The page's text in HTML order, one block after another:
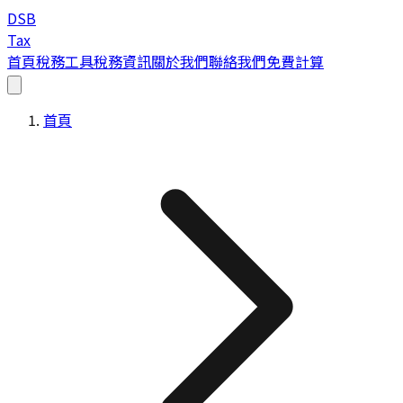
DSB
Tax
首頁稅務工具稅務資訊關於我們聯絡我們免費計算
首頁